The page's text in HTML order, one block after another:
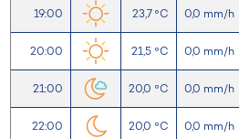
19:00 23,7 °C 0,0 mm/h
20:00 21,5 °C 0,0 mm/h
21:00 20,0 °C 0,0 mm/h
22:00 20,0 °C 0,0 mm/h